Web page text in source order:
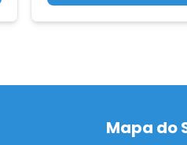
Mapa do